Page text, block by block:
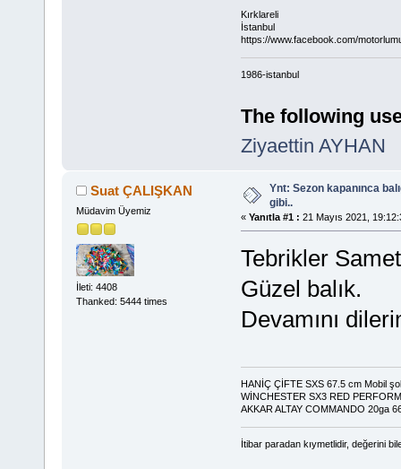
Kırklareli
İstanbul
https://www.facebook.com/
1986-istanbul
The following
Ziyaettin AYHAN
Suat ÇALIŞKAN
Müdavim Üyemiz
İleti: 4408
Thanked: 5444 times
Ynt: Sezon kapanınca
gibi..
« Yanıtla #1 : 21 Mayıs 2021,
Tebrikler
Güzel balık.
Devamını
HANİÇ ÇİFTE SXS 67.5 cm Mobil
WİNCHESTER SX3 RED
AKKAR ALTAY COMMANDO 20ga
İtibar paradan kıymetlidir, değerini